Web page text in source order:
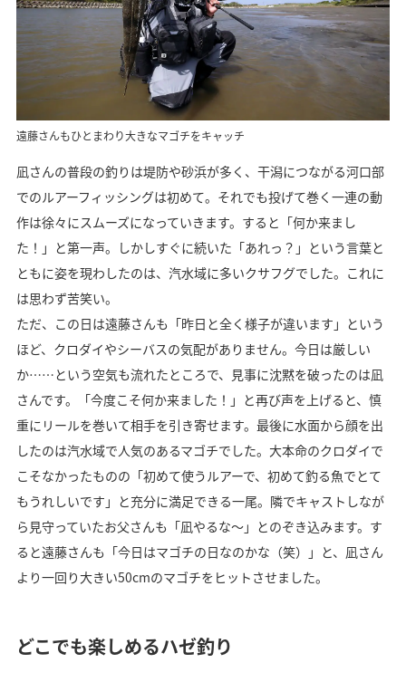
遠藤さんもひとまわり大きなマゴチをキャッチ
凪さんの普段の釣りは堤防や砂浜が多く、干潟につながる河口部
でのルアーフィッシングは初めて。それでも投げて巻く一連の動
作は徐々にスムーズになっていきます。すると「何か来まし
た！」と第一声。しかしすぐに続いた「あれっ？」という言葉と
ともに姿を現わしたのは、汽水域に多いクサフグでした。これに
は思わず苦笑い。
ただ、この日は遠藤さんも「昨日と全く様子が違います」という
ほど、クロダイやシーバスの気配がありません。今日は厳しい
か……という空気も流れたところで、見事に沈黙を破ったのは凪
さんです。「今度こそ何か来ました！」と再び声を上げると、慎
重にリールを巻いて相手を引き寄せます。最後に水面から顔を出
したのは汽水域で人気のあるマゴチでした。大本命のクロダイで
こそなかったものの「初めて使うルアーで、初めて釣る魚でとて
もうれしいです」と充分に満足できる一尾。隣でキャストしなが
ら見守っていたお父さんも「凪やるな～」とのぞき込みます。す
ると遠藤さんも「今日はマゴチの日なのかな（笑）」と、凪さん
より一回り大きい50cmのマゴチをヒットさせました。
どこでも楽しめるハゼ釣り